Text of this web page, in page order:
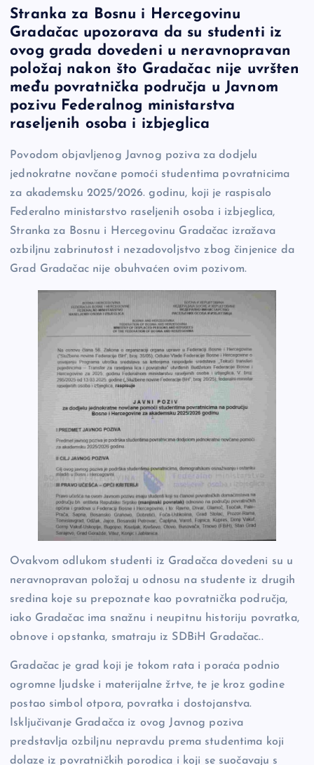
c
e
b
o
o
k
p
y
Li
n
k
se
n
g
er
er
ar
e
Stranka za Bosnu i Hercegovinu
Gradačac upozorava da su studenti iz
ovog grada dovedeni u neravnopravan
položaj nakon što Gradačac nije uvršten
među povratnička područja u Javnom
pozivu Federalnog ministarstva
raseljenih osoba i izbjeglica
Povodom objavljenog Javnog poziva za dodjelu
jednokratne novčane pomoći studentima povratnicima
za akademsku 2025/2026. godinu, koji je raspisalo
Federalno ministarstvo raseljenih osoba i izbjeglica,
Stranka za Bosnu i Hercegovinu Gradačac izražava
ozbiljnu zabrinutost i nezadovoljstvo zbog činjenice da
Grad Gradačac nije obuhvaćen ovim pozivom.
Ovakvom odlukom studenti iz Gradačca dovedeni su u
neravnopravan položaj u odnosu na studente iz drugih
sredina koje su prepoznate kao povratnička područja,
iako Gradačac ima snažnu i neupitnu historiju povratka,
obnove i opstanka, smatraju iz SDBiH Gradačac..
Gradačac je grad koji je tokom rata i poraća podnio
ogromne ljudske i materijalne žrtve, te je kroz godine
postao simbol otpora, povratka i dostojanstva.
Isključivanje Gradačca iz ovog Javnog poziva
predstavlja ozbiljnu nepravdu prema studentima koji
dolaze iz povratničkih porodica i koji se suočavaju s